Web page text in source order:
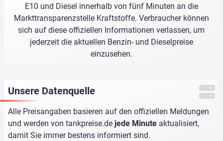
E10 und Diesel innerhalb von fünf Minuten an die
Markttransparenzstelle Kraftstoffe. Verbraucher können
sich auf diese offiziellen Informationen verlassen, um
jederzeit die aktuellen Benzin- und Dieselpreise
einzusehen.
Unsere Datenquelle
Alle Preisangaben basieren auf den offiziellen Meldungen
und werden von tankpreise.de jede Minute aktualisiert,
damit Sie immer bestens informiert sind.